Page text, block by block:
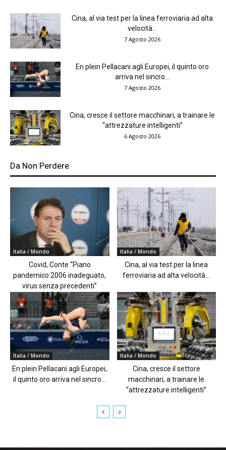
Cina, al via test per la linea ferroviaria ad alta
velocità...
7 Agosto 2026
En plein Pellacani agli Europei, il quinto oro
arriva nel sincro...
7 Agosto 2026
Cina, cresce il settore macchinari, a trainare le
“attrezzature intelligenti”
6 Agosto 2026
Da Non Perdere
Italia / Mondo
Covid, Conte “Piano
pandemico 2006 inadeguato,
virus senza precedenti”
Italia / Mondo
Cina, al via test per la linea
ferroviaria ad alta velocità...
Italia / Mondo
En plein Pellacani agli Europei,
il quinto oro arriva nel sincro...
Italia / Mondo
Cina, cresce il settore
macchinari, a trainare le
“attrezzature intelligenti”